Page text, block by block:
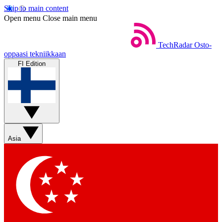
Skip to main content
Open menu Close main menu
TechRadar Osto-
oppaasi tekniikkaan
FI Edition
Asia